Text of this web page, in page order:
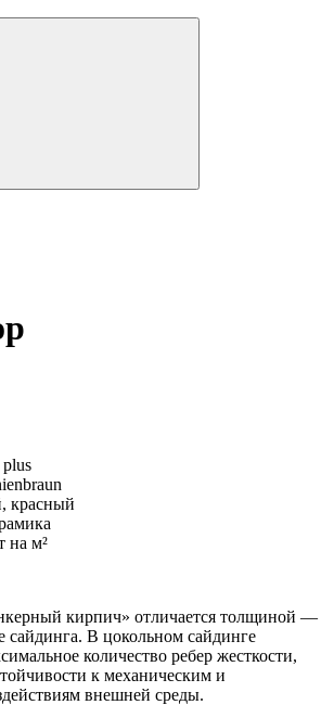
красный
на м²
кирпич» отличается толщиной —
сайдинга. В цокольном сайдинге
количество ребер жесткости,
к механическим и
внешней среды.